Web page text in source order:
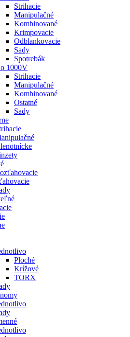
Strihacie
Manipulačné
Kombinované
Krimpovacie
Odblankovacie
Sady
Spotrebák
1000V
Strihacie
Manipulačné
Kombinované
Ostatné
Sady
Ploché
Krížové
TORX